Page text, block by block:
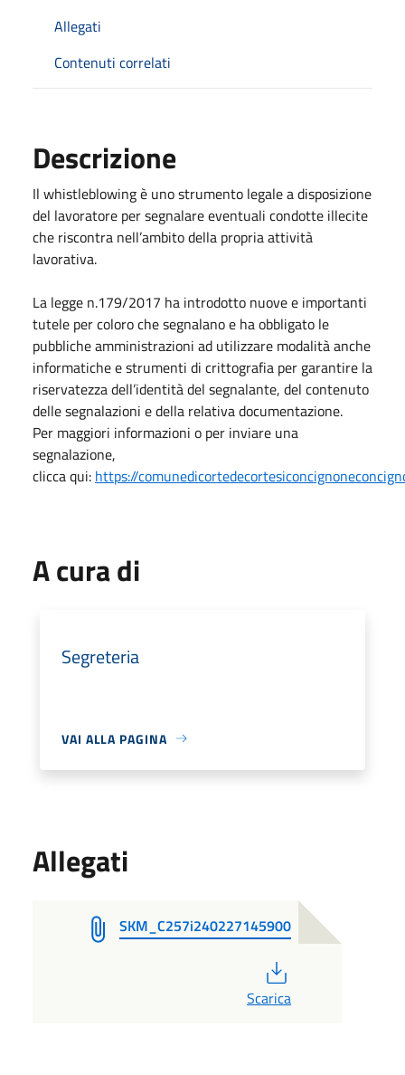
Allegati
Contenuti correlati
Descrizione
Il whistleblowing è uno strumento legale a disposizione
del lavoratore per segnalare eventuali condotte illecite
che riscontra nell’ambito della propria attività
lavorativa.
La legge n.179/2017 ha introdotto nuove e importanti
tutele per coloro che segnalano e ha obbligato le
pubbliche amministrazioni ad utilizzare modalità anche
informatiche e strumenti di crittografia per garantire la
riservatezza dell’identità del segnalante, del contenuto
delle segnalazioni e della relativa documentazione.
Per maggiori informazioni o per inviare una
segnalazione,
clicca qui: https://
A cura di
Segreteria
VAI ALLA PAGINA
Allegati
SKM_C257i240227145900
Scarica